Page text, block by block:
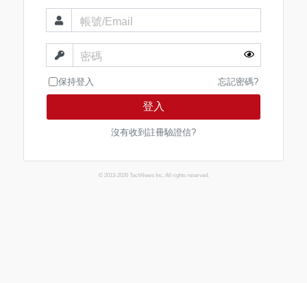
帳號/Email
密碼
保持登入 忘記密碼?
登入
沒有收到註冊驗證信?
© 2013-2026 TechNews Inc. All rights reserved.